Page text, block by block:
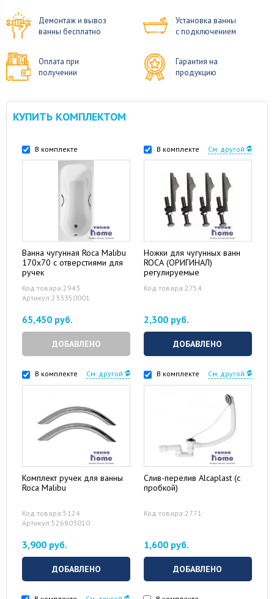
Демонтаж и вывоз
ванны бесплатно
Установка ванны
с подключением
Оплата при
получении
Гарантия на
продукцию
КУПИТЬ КОМПЛЕКТОМ
В комплекте
Ванна чугунная Roca Malibu
170х70 с отверстиями для
ручек
Код товара:2943
Артикул:233350001
65,450 руб.
ДОБАВЛЕНО
В комплекте См. другой
Ножки для чугунных ванн
ROCA (ОРИГИНАЛ)
регулируемые
Код товара:2754
2,300 руб.
ДОБАВЛЕНО
В комплекте См. другой
Комплект ручек для ванны
Roca Malibu
Код товара:5124
Артикул:526803010
3,900 руб.
ДОБАВЛЕНО
В комплекте См. другой
Слив-перелив Alcaplast (с
пробкой)
Код товара:2771
1,600 руб.
ДОБАВЛЕНО